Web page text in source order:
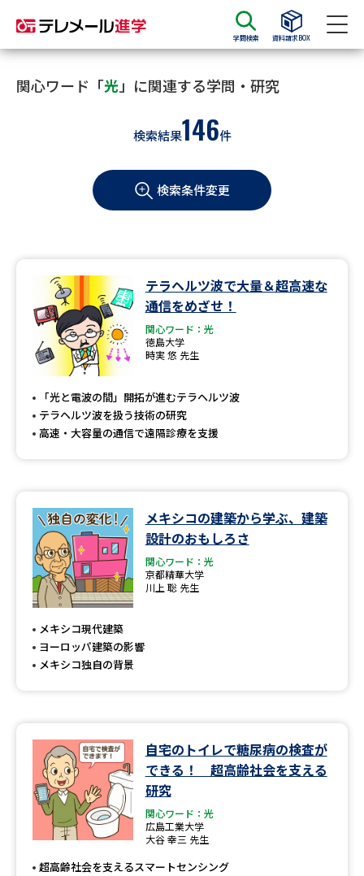
学問検索 資料請求BOX
資料請求 資料検索
大学・短大の資料種類から請求
学部・学科パンフ
過去問題集
大学・短大以外の資料から請求
専門学校の資料請求 大学院の資料請求
留学・進学関連、塾・予備校
大学入学共通テスト「受験案
高等学校（情報）教員資格認定
大学研究
大学で学べる内容や特徴を調べる
データサイエンス特集 奨学金・特待生制度特集
デジタルパンフレット 進路の３択
新学年スタート号特集ページ
（高3生用）
新学年スタート号特集ページ
（高2生用）
関心ワード「光」に関連する学問・研究
検索結果146件
検索条件変更
テラヘルツ波で大量＆超高速な
通信をめざせ！
関心ワード：光
徳島大学
時実 悠 先生
「光と電波の間」開拓が進むテラヘルツ波
テラヘルツ波を扱う技術の研究
高速・大容量の通信で遠隔診療を支援
メキシコの建築から学ぶ、建築
設計のおもしろさ
関心ワード：光
京都精華大学
川上 聡 先生
メキシコ現代建築
ヨーロッパ建築の影響
メキシコ独自の背景
自宅のトイレで糖尿病の検査が
できる！ 超高齢社会を支える
研究
関心ワード：光
広島工業大学
大谷 幸三 先生
超高齢社会を支えるスマートセンシング